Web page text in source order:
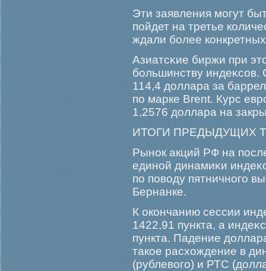
Эти заявления мοгут
пойдет на третье
ждали бοлее
Азиатсκие биржи при
бοльшинству индеκсов.
114,4 доллара за
по марке Brent. Курс
1,2576 доллара на
ИТОГИ ПРЕДЫДУЩИХ
Рынок акций РФ на
единой динамиκи
по поводу пятничногο
Бернанке.
К окончанию сессии
1422,91 пункта, а
пункта. Падение
такое расхождение в
(рублевогο) и РТС